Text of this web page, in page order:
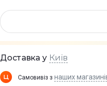
Доставка у Київ
Самовивіз з наших